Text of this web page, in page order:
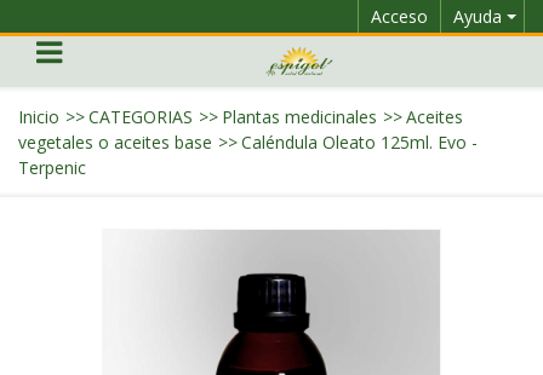
Ayuda
Acceso
Inicio >>CATEGORIAS >> Plantas medicinales >>Aceites
vegetales o aceites base >>Caléndula Oleato 125ml. Evo -
Terpenic